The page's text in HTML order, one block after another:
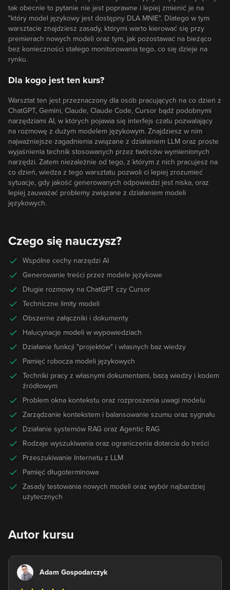
tak obecnie to pytanie nie jest poprawne i lepiej zmienić je na
"który model językowy jest dostępny DLA MNIE". Dlatego w tym
warsztacie znajdziesz zasady, którymi warto kierować się przy
premierach nowych modeli oraz tym, jak pozostawać na bieżąco
bez konieczności stałego monitorowania tego, co się dzieje na
rynku.
Dla kogo jest ten kurs?
Warsztat ten jest przeznaczony dla osób pracujących na co dzień z
ChatGPT, Gemini, Claude, Claude Code, Cursor bądź podobnymi
narzędziami AI, w których pojawia się interfejs czatu pozwalający
na rozmowę z dużym modelem językowym. Znajdziesz w nim
najważniejsze zagadnienia związane z działaniem LLM oraz proste
wyjaśnienia technik stosowanych przez twórców wymienionych
narzędzi. Zatem niezależnie od tego, z którym z nich pracujesz na
co dzień, wiedza z tego warsztatu pozwoli ci lepiej zrozumieć
sytuacje, gdy jakość generowanych odpowiedzi jest niska, oraz
lepiej zauważać problemy związane z działaniem modeli
językowych.
Czego się nauczysz?
Wspólne cechy narzędzi AI
Generowanie treści przez modele językowe
Długie rozmowy na ChatGPT czy Cursor
Techniczne limity modeli
Obszerne załączniki i dokumenty
Halucynacje modeli w wypowiedziach
Działanie funkcji "projektów" i własnych baz wiedzy
Pamięć robocza modeli językowych
Techniki pracy z własnymi dokumentami, bazą wiedzy i kodem
źródłowym
Problem okna kontekstu oraz rozproszenia uwagi modelu
Zarządzanie kontekstem i balansowanie szumu oraz sygnału
Działanie systemów RAG oraz Agentic RAG
Rodzaje wyszukiwania oraz ograniczenia dotarcia do treści
Przeszukiwanie Internetu z LLM
Pamięć długoterminowa
Zasady testowania nowych modeli oraz wybór najbardziej
użytecznych
Autor kursu
Adam Gospodarczyk